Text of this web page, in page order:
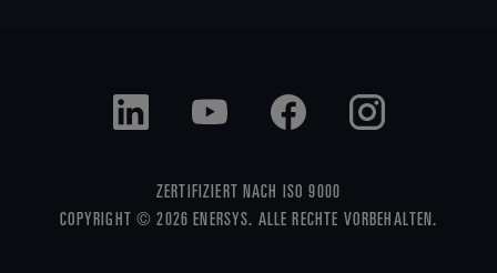
ZERTIFIZIERT NACH ISO 9000
COPYRIGHT © 2026 ENERSYS. ALLE RECHTE VORBEHALTEN.